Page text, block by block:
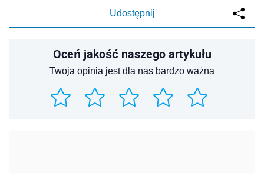
Udostępnij
Oceń jakość naszego artykułu
Twoja opinia jest dla nas bardzo ważna